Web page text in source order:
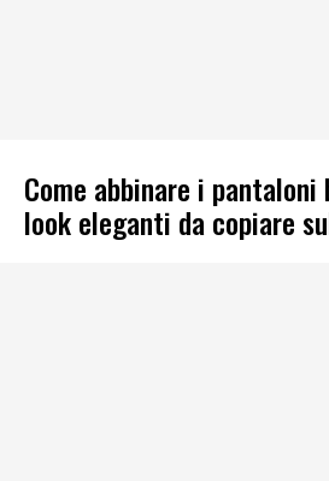
Come abbinare i
look eleganti da copiare